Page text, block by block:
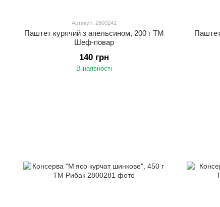
Артикул: 2800241
Паштет курячий з апельсином, 200 г ТМ
Шеф-повар
140 грн
В наявності